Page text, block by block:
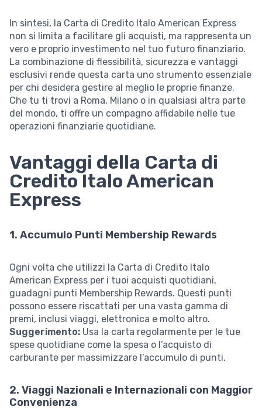
In sintesi, la Carta di Credito Italo American Express
non si limita a facilitare gli acquisti, ma rappresenta un
vero e proprio investimento nel tuo futuro finanziario.
La combinazione di flessibilità, sicurezza e vantaggi
esclusivi rende questa carta uno strumento essenziale
per chi desidera gestire al meglio le proprie finanze.
Che tu ti trovi a Roma, Milano o in qualsiasi altra parte
del mondo, ti offre un compagno affidabile nelle tue
operazioni finanziarie quotidiane.
Vantaggi della Carta di
Credito Italo American
Express
1. Accumulo Punti Membership Rewards
Ogni volta che utilizzi la Carta di Credito Italo
American Express per i tuoi acquisti quotidiani,
guadagni punti Membership Rewards. Questi punti
possono essere riscattati per una vasta gamma di
premi, inclusi viaggi, elettronica e molto altro.
Suggerimento: Usa la carta regolarmente per le tue
spese quotidiane come la spesa o l’acquisto di
carburante per massimizzare l’accumulo di punti.
2. Viaggi Nazionali e Internazionali con Maggior
Convenienza